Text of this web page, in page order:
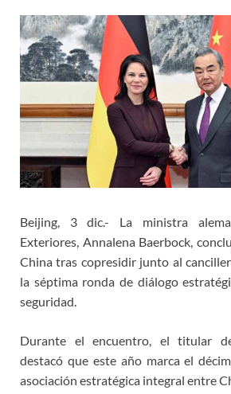
Beijing, 3 dic.- La ministra
Exteriores, Annalena Baerbock,
China tras copresidir junto al
la séptima ronda de diálogo
seguridad.
Durante el encuentro, el titular
destacó que este año marca el
asociación estratégica integral entre